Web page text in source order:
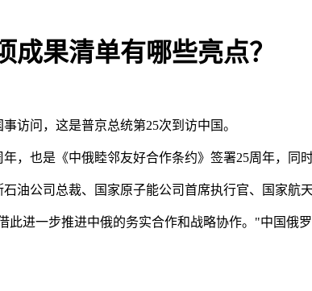
果清单有哪些亮点？
访问，这是普京总统第25次到访中国。
，也是《中俄睦邻友好合作条约》签署25周年，同
油公司总裁、国家原子能公司首席执行官、国家航天
进一步推进中俄的务实合作和战略协作。"中国俄